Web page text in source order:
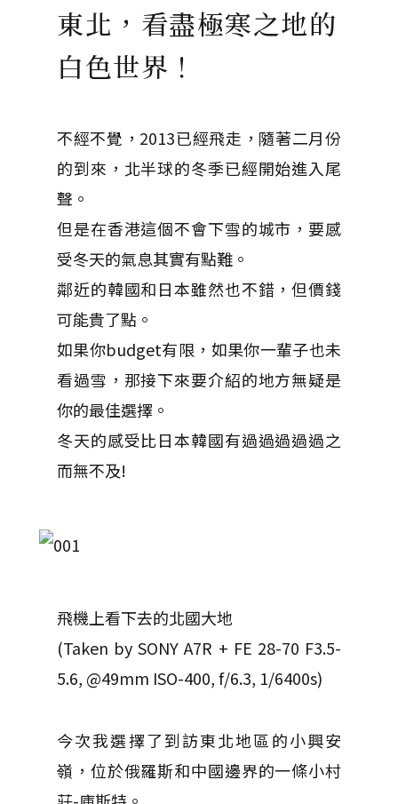
東北，看盡極寒之地的
白色世界！
不經不覺，2013已經飛走，隨著二月份
的到來，北半球的冬季已經開始進入尾
聲。
但是在香港這個不會下雪的城市，要感
受冬天的氣息其實有點難。
鄰近的韓國和日本雖然也不錯，但價錢
可能貴了點。
如果你budget有限，如果你一輩子也未
看過雪，那接下來要介紹的地方無疑是
你的最佳選擇。
冬天的感受比日本韓國有過過過過過之
而無不及!
飛機上看下去的北國大地
(Taken by SONY A7R + FE 28-70 F3.5-
5.6, @49mm ISO-400, f/6.3, 1/6400s)
今次我選擇了到訪東北地區的小興安
嶺，位於俄羅斯和中國邊界的一條小村